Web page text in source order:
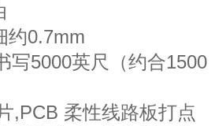
约0.7mm
5000英尺（约合1500
,PCB 柔性线路板打点